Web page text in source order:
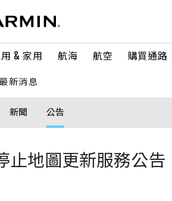
& 家用 航海 航空 購買通路
最新消息
新聞 公告
止地圖更新服務公告